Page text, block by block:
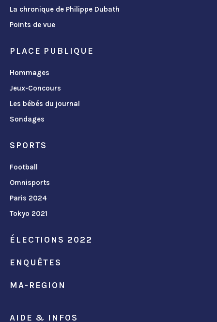
La chronique de Philippe Dubath
Points de vue
PLACE PUBLIQUE
Hommages
Jeux-Concours
Les bébés du journal
Sondages
SPORTS
Football
Omnisports
Paris 2024
Tokyo 2021
ÉLECTIONS 2022
ENQUÊTES
MA-REGION
AIDE & INFOS